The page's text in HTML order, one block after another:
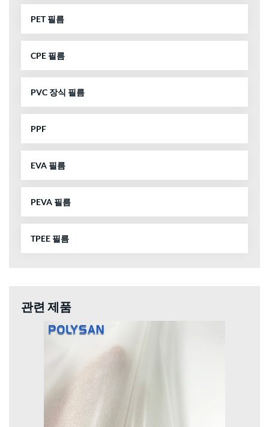
PET 필름
CPE 필름
PVC 장식 필름
PPF
EVA 필름
PEVA 필름
TPEE 필름
관련 제품